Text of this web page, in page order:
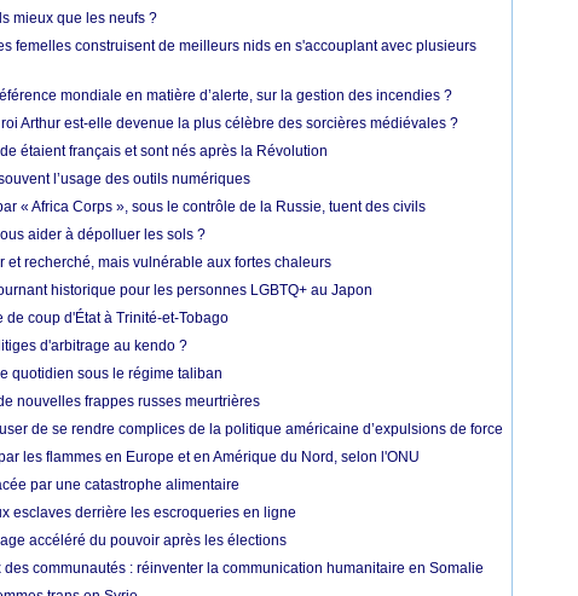
mieux que les neufs ?
femelles construisent de meilleurs nids en s'accouplant avec plusieurs
mondiale en matière d’alerte, sur la gestion des incendies ?
Arthur est-elle devenue la plus célèbre des sorcières médiévales ?
étaient français et sont nés après la Révolution
l’usage des outils numériques
« Africa Corps », sous le contrôle de la Russie, tuent des civils
aider à dépolluer les sols ?
et recherché, mais vulnérable aux fortes chaleurs
historique pour les personnes LGBTQ+ au Japon
coup d'État à Trinité-et-Tobago
d'arbitrage au kendo ?
quotidien sous le régime taliban
nouvelles frappes russes meurtrières
de se rendre complices de la politique américaine d’expulsions de force
les flammes en Europe et en Amérique du Nord, selon l'ONU
par une catastrophe alimentaire
esclaves derrière les escroqueries en ligne
accéléré du pouvoir après les élections
communautés : réinventer la communication humanitaire en Somalie